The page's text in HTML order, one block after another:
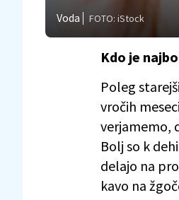
Voda FOTO: iStock
Kdo je
Poleg
vročih
verjamemo,
Bolj so k
delajo na
kavo na